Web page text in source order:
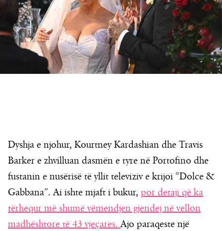
Dyshja e njohur, Kourtney Kardashian dhe Travis
Barker e zhvilluan dasmën e tyre në Portofino dhe
fustanin e nusërisë të yllit televiziv e krijoi “Dolce &
Gabbana”. Ai ishte mjaft i bukur, por detaji që ka
tërhequr më shumë vëmendjen gjendej në vellon
madhështore të 43 vjeçares.Ajo paraqeste një